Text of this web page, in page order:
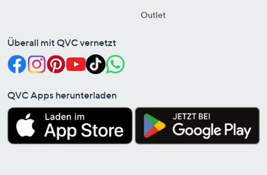
Outlet
Überall mit QVC vernetzt
QVC Apps herunterladen